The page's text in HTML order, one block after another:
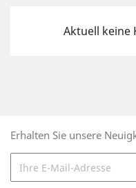
Aktuell keine
Erhalten Sie unsere